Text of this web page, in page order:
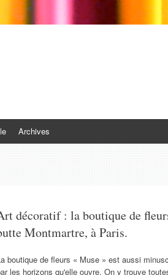
Archives
décoratif : la boutique de
Montmartre, à Paris.
boutique de fleurs « Muse » est aussi
les horizons qu'elle ouvre. On y trouve